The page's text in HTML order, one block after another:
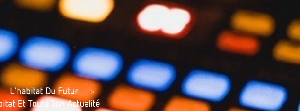
L'habitat Du Futur
>
Et Toute Son Actualité